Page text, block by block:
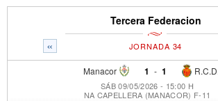
Tercera Federacion
« JORNADA 34
Manacor 1 - 1
SÁB 09/05/2026 - 15:00 H
NA CAPELLERA (MANACOR) F-11